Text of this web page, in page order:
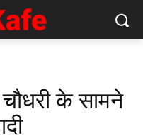
के सामने